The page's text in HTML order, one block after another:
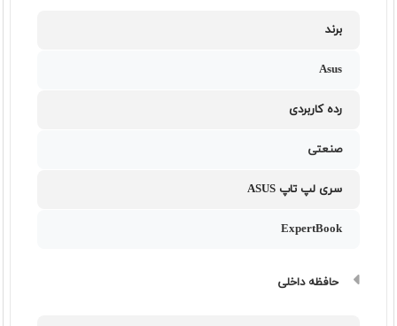
برند
Asus
رده کاربردی
صنعتی
سری لپ تاپ ASUS
ExpertBook
حافظه داخلی